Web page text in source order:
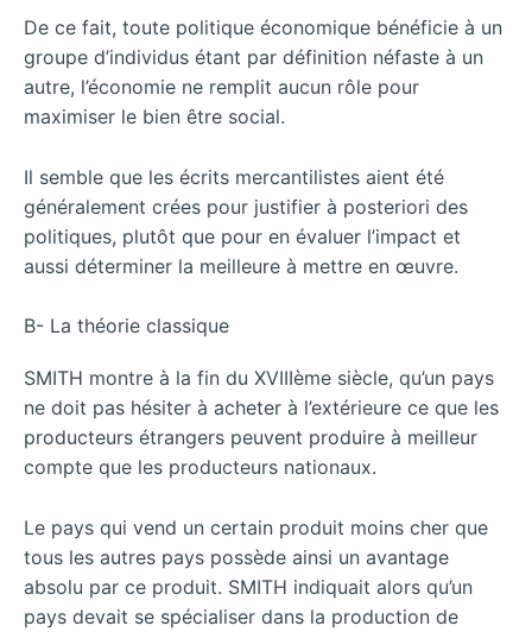
De ce fait, toute politique économique bénéficie à un
groupe d’individus étant par définition néfaste à un
autre, l’économie ne remplit aucun rôle pour
maximiser le bien être social.
Il semble que les écrits mercantilistes aient été
généralement crées pour justifier à posteriori des
politiques, plutôt que pour en évaluer l’impact et
aussi déterminer la meilleure à mettre en œuvre.
B- La théorie classique
SMITH montre à la fin du XVIIIème siècle, qu’un pays
ne doit pas hésiter à acheter à l’extérieure ce que les
producteurs étrangers peuvent produire à meilleur
compte que les producteurs nationaux.
Le pays qui vend un certain produit moins cher que
tous les autres pays possède ainsi un avantage
absolu par ce produit. SMITH indiquait alors qu’un
pays devait se spécialiser dans la production de